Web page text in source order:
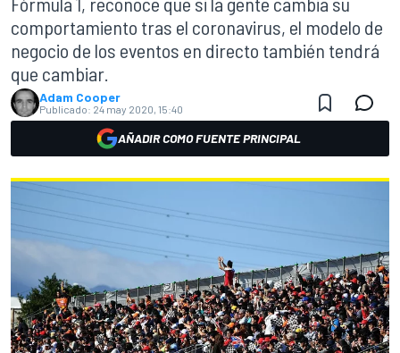
comportamiento tras el coronavirus, el modelo de
negocio de los eventos en directo también tendrá
que cambiar.
Adam Cooper
Publicado: 24 may 2020, 15:40
AÑADIR COMO FUENTE PRINCIPAL